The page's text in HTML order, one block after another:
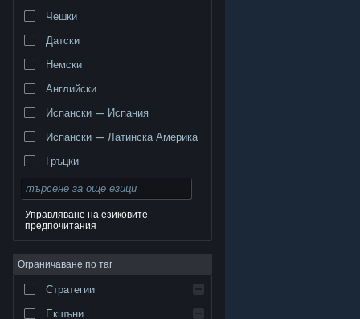
търговски марки принадлежат на съответните им
собственици в САЩ и други страни.
поверителност|Юридическа информация|
Достъпност|Условия за ползване на Steam
Възстановявания|Бисквитки
Чешки
Датски
Немски
Английски
Испански — Испания
Испански — Латинска Америка
Гръцки
Управляване на езиковите
предпочитания
Ограничаване по таг
Стратегии
Екшъни